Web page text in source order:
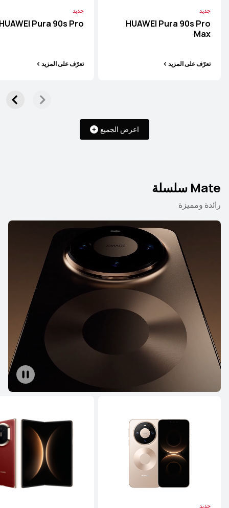
جديد
HUAWEI Pura 90s Pro
Max
تعرّف على المزيد
جديد
Pura 90s Pro
تعرّف على المزيد
اعرض الجميع
Mate سلسلة
رائدة ومميزة
جديد
Pura سلسلة
HUAWEI Pura 90s Pro Max
تعرّف على المزيد